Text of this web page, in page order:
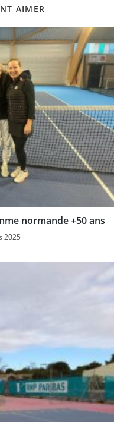
AIMER
normande +50 ans
2025